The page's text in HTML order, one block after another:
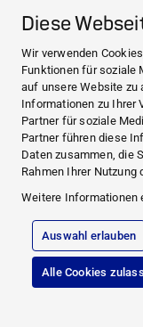
Diese
Wir verwenden
Funktionen für soziale
auf unsere Website zu
Informationen zu Ihrer
Partner für soziale
Partner führen diese
Daten zusammen, die
Rahmen Ihrer Nutzung
Weitere Informationen
Auswahl erlauben
Alle Cookies
Über uns
NEWS